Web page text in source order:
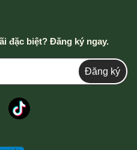
đặc biệt? Đăng ký ngay.
Đăng ký